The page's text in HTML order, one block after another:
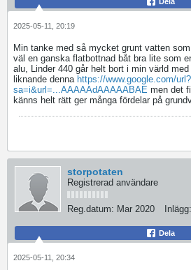
2025-05-11, 20:19
Min tanke med så mycket grunt vatten
väl en ganska flatbottnad båt bra lite som
alu, Linder 440 går helt bort i min värld
liknande denna https://www.google.com/url?
sa=i&url=...AAAAAdAAAAABAE men det
känns helt rätt ger många fördelar på
storpotaten
Registrerad användare
Reg.datum: Mar 2020 Inlägg:
Dela
2025-05-11, 20:34